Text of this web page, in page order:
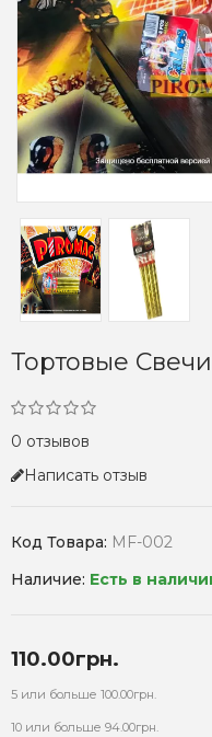
Тортовые
0 отзывов
Написать отзыв
Код Товара: MF-002
Наличие: Есть в
110.00грн.
5 или больше 100.00грн.
10 или больше 94.00грн.